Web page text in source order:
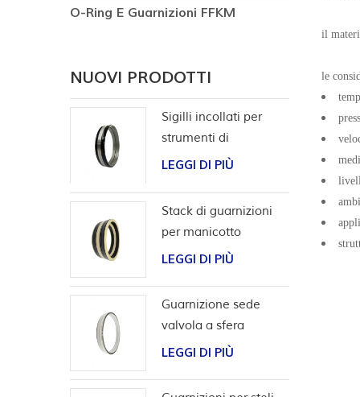
il
le
O-Ring E Guarnizioni FFKM
NUOVI PRODOTTI
Sigilli incollati per
strumenti di
completamento
LEGGI DI PIÙ
Stack di guarnizioni
per manicotto
scorrevole per utensili
LEGGI DI PIÙ
Guarnizione sede
valvola a sfera
bidirezionale ad alta
LEGGI DI PIÙ